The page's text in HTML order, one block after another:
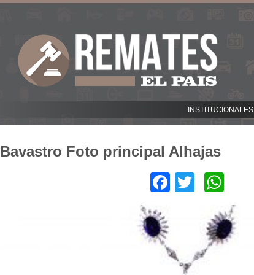
INSTITUCIONALES
Bavastro Foto principal Alhajas
Facebook
Twitter